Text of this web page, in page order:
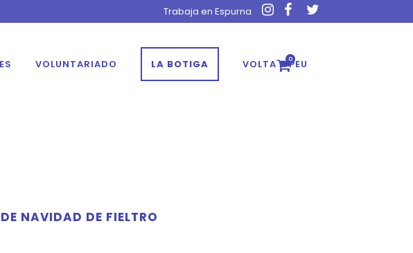
Trabaja en Espurna
0
VOLUNTARIADO LA BOTIGA VOLTA A PEU
NAVIDAD DE FIELTRO